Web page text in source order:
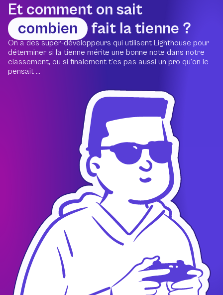
Et comment on sait
combien
fait la tienne ?
On a des super-développeurs qui utilisent Lighthouse pour
déterminer si la tienne mérite une bonne note dans notre
classement, ou si finalement t’es pas aussi un pro qu’on le
pensait ...